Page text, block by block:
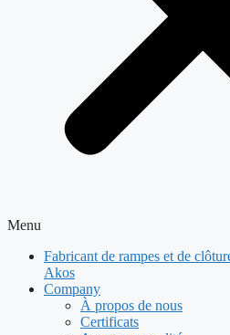
Menu
Fabricant de rampes et de
Akos
Company
À propos de nous
Certificats